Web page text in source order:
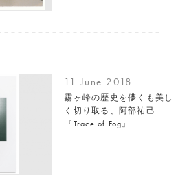
11 June 2018
霧ヶ峰の歴史を儚くも美し
く切り取る、阿部祐己
『Trace of Fog』